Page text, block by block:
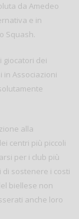
da Amedeo
e in
Squash.
giocatori dei
in Associazioni
alla
centri più piccoli
per i club più
sostenere i costi
biellese non
anche loro